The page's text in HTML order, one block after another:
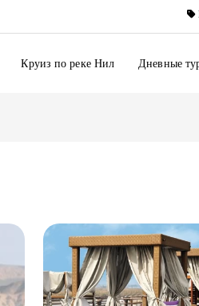
Круиз по реке Нил Дневные